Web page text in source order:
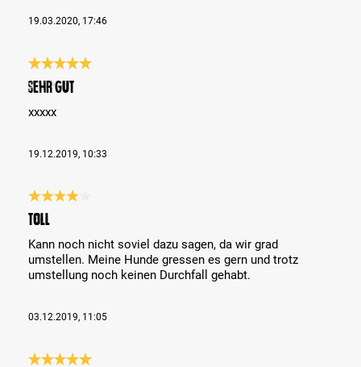
19.03.2020, 17:46
Reseña con calificación de 5 de 5 estrellas
sehr gut
xxxxx
19.12.2019, 10:33
Reseña con calificación de 4 de 5 estrellas
Toll
Kann noch nicht soviel dazu sagen, da wir grad
umstellen. Meine Hunde gressen es gern und trotz
umstellung noch keinen Durchfall gehabt.
03.12.2019, 11:05